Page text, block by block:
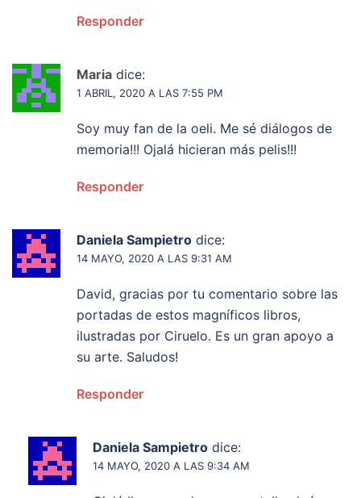
Responder
Maria dice:
1 ABRIL, 2020 A LAS 7:55 PM
Soy muy fan de la oeli. Me sé diálogos de
memoria!!! Ojalá hicieran más pelis!!!
Responder
Daniela Sampietro dice:
14 MAYO, 2020 A LAS 9:31 AM
David, gracias por tu comentario sobre las
portadas de estos magníficos libros,
ilustradas por Ciruelo. Es un gran apoyo a
su arte. Saludos!
Responder
Daniela Sampietro dice:
14 MAYO, 2020 A LAS 9:34 AM